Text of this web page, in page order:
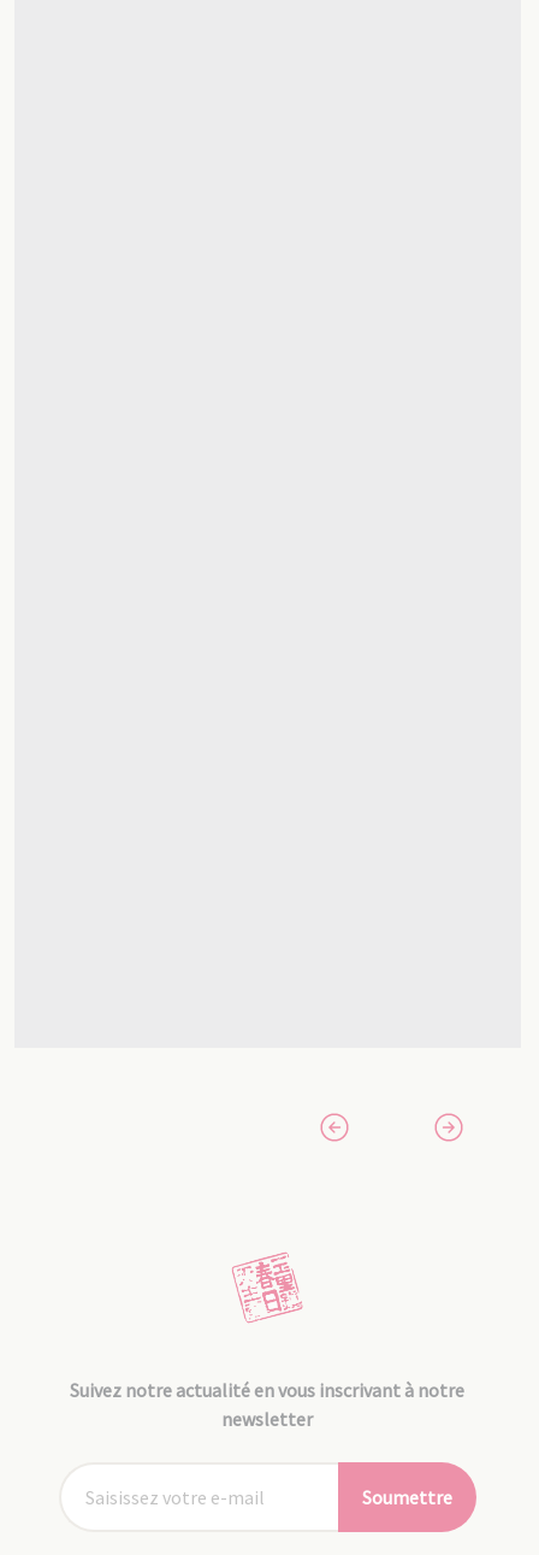
Suivez notre actualité en vous inscrivant à notre
newsletter
Soumettre